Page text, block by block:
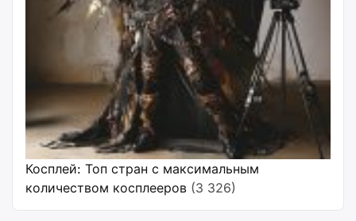
Косплей: Топ стран с максимальным
количеством косплееров (3 326)